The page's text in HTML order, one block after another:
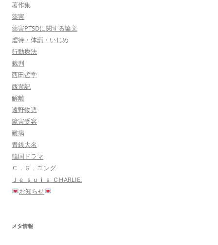
著作集
薬害
薬害PTSDに関する論文
虐待・体罰・いじめ
行動療法
裁判
西田哲学
西遊記
解離
遠野物語
障害受容
難病
青銭大名
韓国ドラマ
Ｃ．Ｇ，ユング
Ｊｅ ｓｕｉｓ ＣHARLIE.
お知らせ
メタ情報